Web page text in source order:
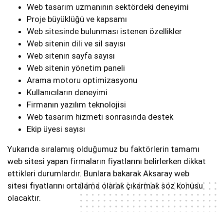
Web tasarım uzmanının sektördeki deneyimi
Proje büyüklüğü ve kapsamı
Web sitesinde bulunması istenen özellikler
Web sitenin dili ve sil sayısı
Web sitenin sayfa sayısı
Web sitenin yönetim paneli
Arama motoru optimizasyonu
Kullanıcıların deneyimi
Firmanın yazılım teknolojisi
Web tasarım hizmeti sonrasında destek
Ekip üyesi sayısı
Yukarıda sıralamış olduğumuz bu faktörlerin tamamı
web sitesi yapan firmaların fiyatlarını belirlerken dikkat
ettikleri durumlardır. Bunlara bakarak Aksaray web
sitesi fiyatlarını ortalama olarak çıkarmak söz konusu
olacaktır.